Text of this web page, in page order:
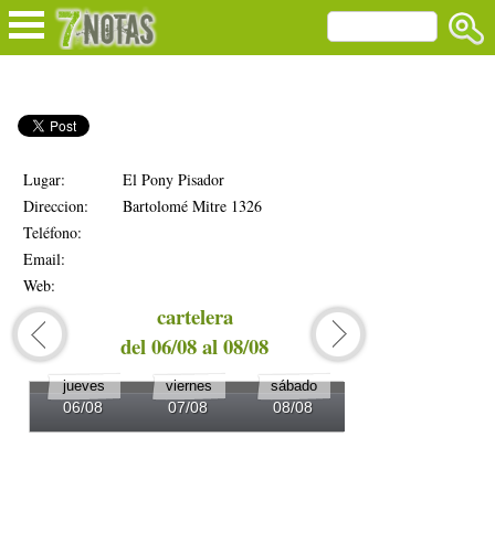
Lugar:
El Pony Pisador
Direccion:
Bartolomé Mitre 1326
Teléfono:
Email:
Web:
cartelera
del 06/08 al 08/08
jueves
06/08
viernes
07/08
sábado
08/08